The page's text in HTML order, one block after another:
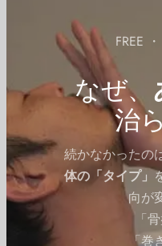
FREE
なぜ、
治
続かなかったの
体の「タイプ」
向が
「
「巻
内側に膝が入らないよ
曲げたときにつま先よ
方にも注意が必要です。
腰を落とし切ったところ
このときも、背筋はまっ
中を反らしてしまう人も
うか、確認しながら動作
呼吸